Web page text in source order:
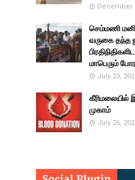
December
செம்மணி
வருகை தந்த
மாபெரும்
July 23,
கீரிமலையில்
முகாம்
July 26,